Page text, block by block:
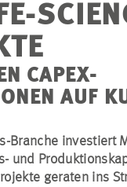
KARRIERE
PROJEKTE
KONTAKT
CAPEX-
AUF
Branche investiert
und
geraten ins